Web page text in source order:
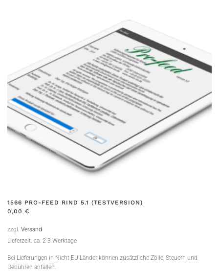
1566 PRO-FEED RIND 5.1 (TESTVERSION)
0,00 €
zzgl. Versand
Lieferzeit: ca. 2-3 Werktage
Bei Lieferungen in Nicht-EU-Länder können zusätzliche Zölle, Steuern und
Gebühren anfallen.